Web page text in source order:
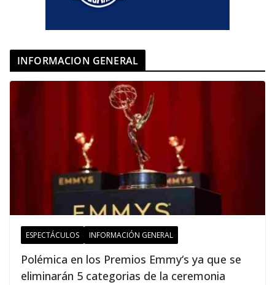
INFORMACION GENERAL
ESPECTÁCULOS INFORMACIÓN GENERAL
Polémica en los Premios Emmy‘s ya que se
eliminarán 5 categorias de la ceremonia